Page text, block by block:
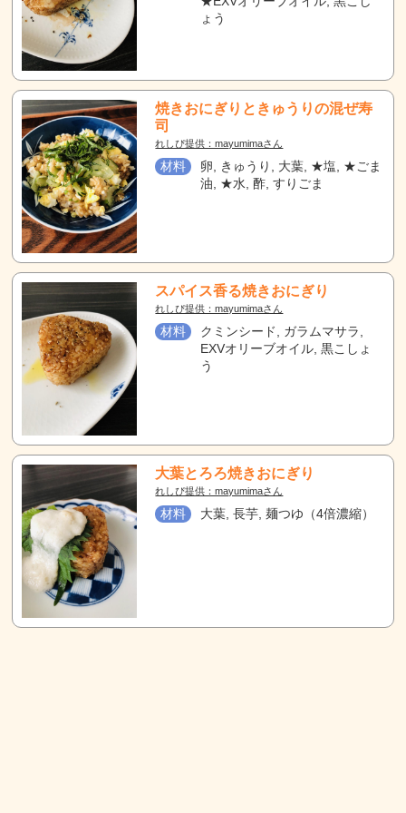
ょう
焼きおにぎりときゅうりの混ぜ寿
司
れしぴ提供：mayumimaさん
材料
卵, きゅうり, 大葉, ★塩, ★ごま
油, ★水, 酢, すりごま
スパイス香る焼きおにぎり
れしぴ提供：mayumimaさん
材料
クミンシード, ガラムマサラ,
EXVオリーブオイル, 黒こしょ
う
大葉とろろ焼きおにぎり
れしぴ提供：mayumimaさん
材料 大葉, 長芋, 麺つゆ（4倍濃縮）